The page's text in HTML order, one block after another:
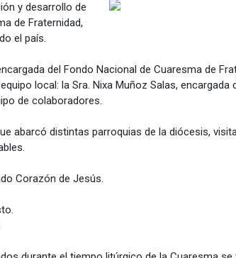
y desarrollo de
de Fraternidad,
el país.
del Fondo Nacional de Cuaresma de
local: la Sra. Nixa Muñoz Salas,
de colaboradores.
abarcó distintas parroquias de la diócesis,
Corazón de Jesús.